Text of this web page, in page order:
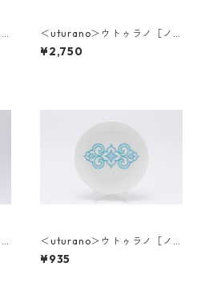
＜uturano＞ウトゥラノ［ノ
ンノ］丼ぶり
¥2,750
＜uturano＞ウトゥラノ［ノ
ンノ］小皿
¥935